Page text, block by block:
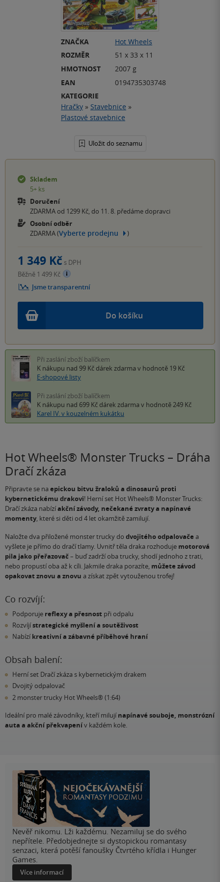
ZNAČKA
Hot Wheels
ROZMĚR
51 x 33 x 11
HMOTNOST
2007 g
EAN
0194735303748
KATEGORIE
Hračky » Stavebnice »
Plastové stavebnice
Uložit do seznamu
Skladem
5+ ks
Doručení
ZDARMA od 1299 Kč, do 11. 8. předáme dopravci
Osobní odběr
ZDARMA (Vyberte prodejnu )
Do košíku
1 349 Kč s DPH
Běžně 1 499 Kč
Jsme transparentní
Při zaslání zboží balíčkem
K nákupu nad 99 Kč dárek zdarma v hodnotě 19 Kč
E-shopové listy
Při zaslání zboží balíčkem
K nákupu nad 699 Kč dárek zdarma v hodnotě 249 Kč
Karel IV. v kouzelném kukátku
Hot Wheels® Monster Trucks – Dráha
Dračí zkáza
Připravte se na epickou bitvu žraloků a dinosaurů proti
kybernetickému drakovi! Herní set Hot Wheels® Monster Trucks:
Dračí zkáza nabízíakční závody, nečekané zvraty a napínavé
momenty, které si děti od 4 let okamžitě zamilují.
Naložte dva přiložené monster trucky do dvojitého odpalovače a
vyšlete je přímo do dračí tlamy. Uvnitř těla draka rozhoduje motorová
pila jako přeřazovač– buď zadrží oba trucky, shodí jednoho z trati,
nebo propustí oba až k cíli. Jakmile draka porazíte, můžete závod
opakovat znovu a znovu a získat zpět vytouženou trofej!
Co rozvíjí:
Podporuje reflexy a přesnost při odpalu
Rozvíjístrategické myšlení a soutěživost
Nabízíkreativní a zábavné příběhové hraní
Obsah balení:
Herní set Dračí zkáza s kybernetickým drakem
Dvojitý odpalovač
2 monster trucky Hot Wheels® (1:64)
Ideální pro malé závodníky, kteří milujínapínavé souboje, monstrózní
auta a akční překvapenív každém kole.
Nevěř nikomu. Lži každému. Nezamiluj se do svého
nepřítele. Předobjednejte si dystopickou romantasy
senzaci, která potěší fanoušky Čtvrtého křídla i Hunger
Games.
Více informací